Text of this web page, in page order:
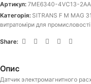
Артикул: 7ME6340-4VC13-
Категорія: SITRANS F M MAG
витратоміри для промисловості
Share:
Опис
Датчик электромагнитного